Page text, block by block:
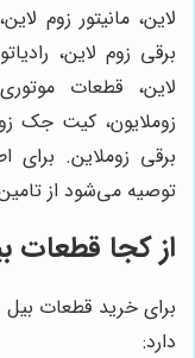
لاین، مانیتور زوم
برقی زوم لاین،
لاین، قطعات
زوملایون، کیت جک
برقی زوملاین. برای
توصیه می‌شود از
از کجا قطعات
برای خرید قطعات بیل
دارد: